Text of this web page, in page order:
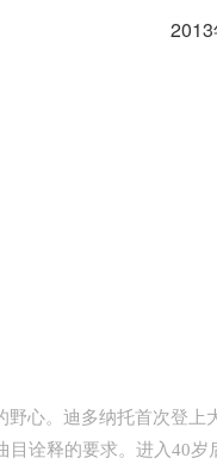
。迪多纳托首次登上
诠释的要求。进入40